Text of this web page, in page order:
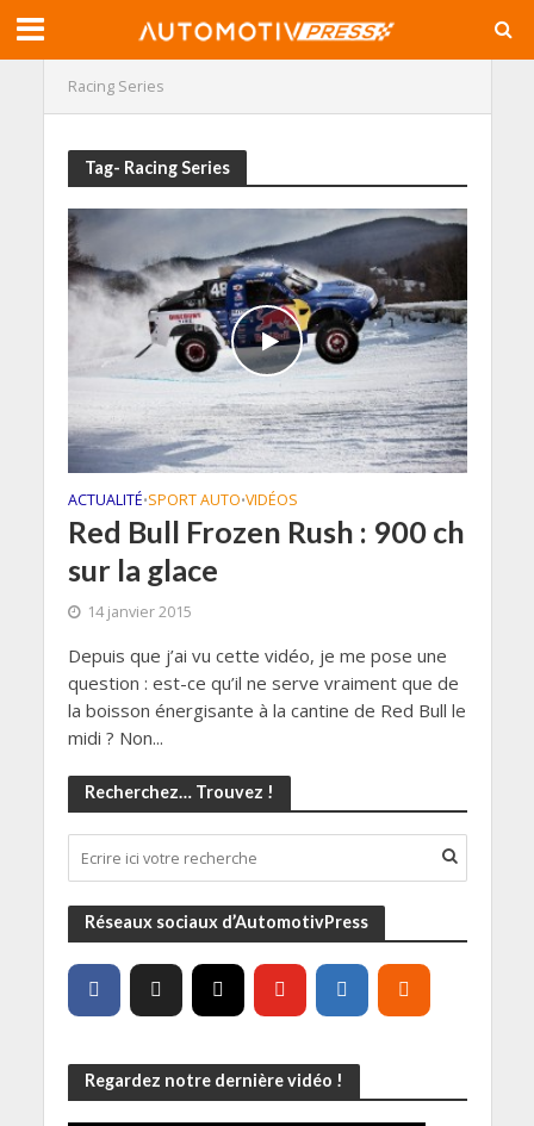
Racing Series
Tag- Racing Series
ACTUALITÉ•SPORT AUTO•VIDÉOS
Red Bull Frozen Rush : 900 ch
sur la glace
14 janvier 2015
Depuis que j’ai vu cette vidéo, je me pose une
question : est-ce qu’il ne serve vraiment que de
la boisson énergisante à la cantine de Red Bull le
midi ? Non...
Recherchez… Trouvez !
Réseaux sociaux d’AutomotivPress
Regardez notre dernière vidéo !